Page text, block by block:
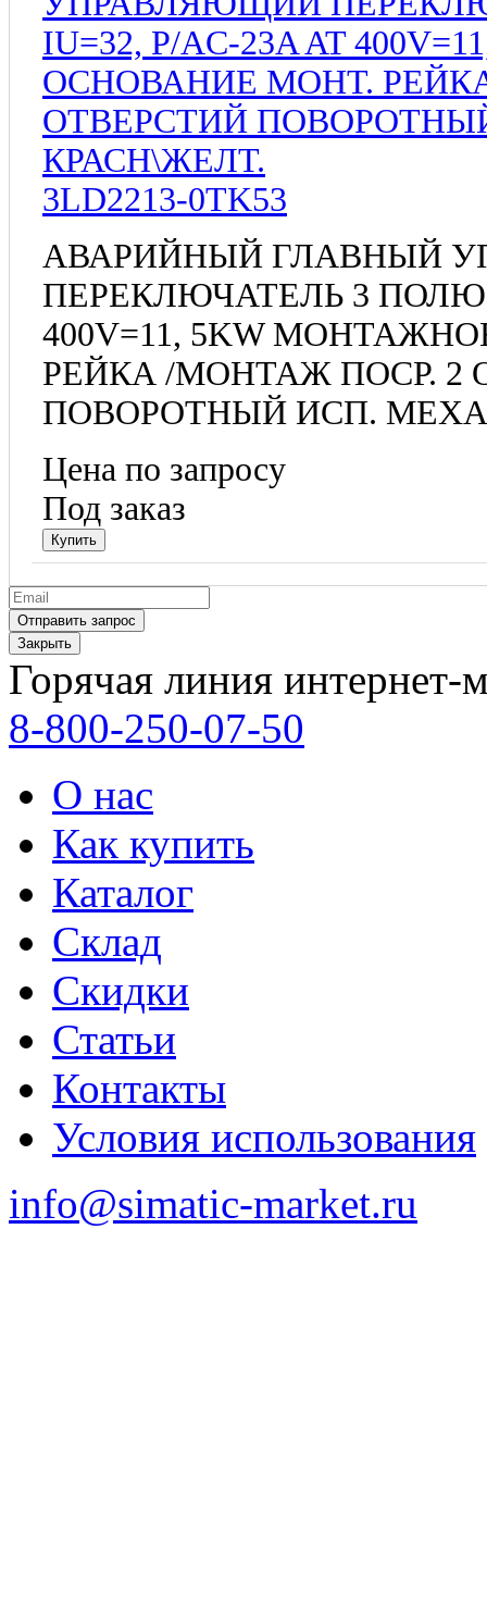
3LD2213-0TK53
АВАРИЙНЫЙ ГЛАВНЫЙ
ПЕРЕКЛЮЧАТЕЛЬ 3
400V=11, 5KW
РЕЙКА /МОНТАЖ ПОСР. 2
ПОВОРОТНЫЙ ИСП.
Цена по запросу
Под заказ
Закрыть
Горячая линия интернет-
8-800-250-07-50
О нас
Как купить
Каталог
Склад
Скидки
Статьи
Контакты
Условия использования
info@simatic-market.ru